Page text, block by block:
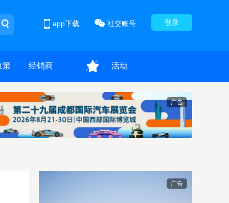
登录
社交账号
app下载
策 经销商 活动
广告
广告